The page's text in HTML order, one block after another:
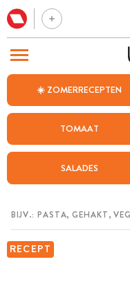
☀️ ZOMERRECEPTEN
TOMAAT
SALADES
RECEPT
BEZOEK ONZE ANDERE WEBSITES
WEEKMENU
CHAT MET MAIA
MIJN BEWAARDE RECEPTEN